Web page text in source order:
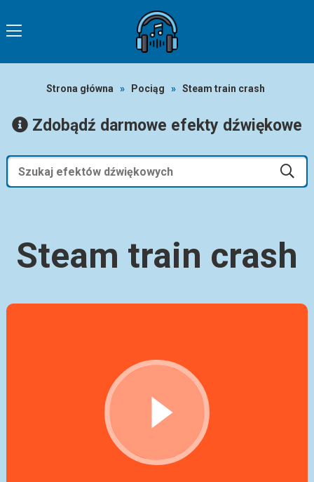
Strona główna » Pociąg » Steam train crash
Zdobądź darmowe efekty dźwiękowe
Steam train crash